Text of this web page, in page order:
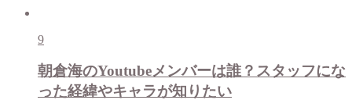
9
朝倉海のYoutubeメンバーは誰？スタッフにな
った経緯やキャラが知りたい